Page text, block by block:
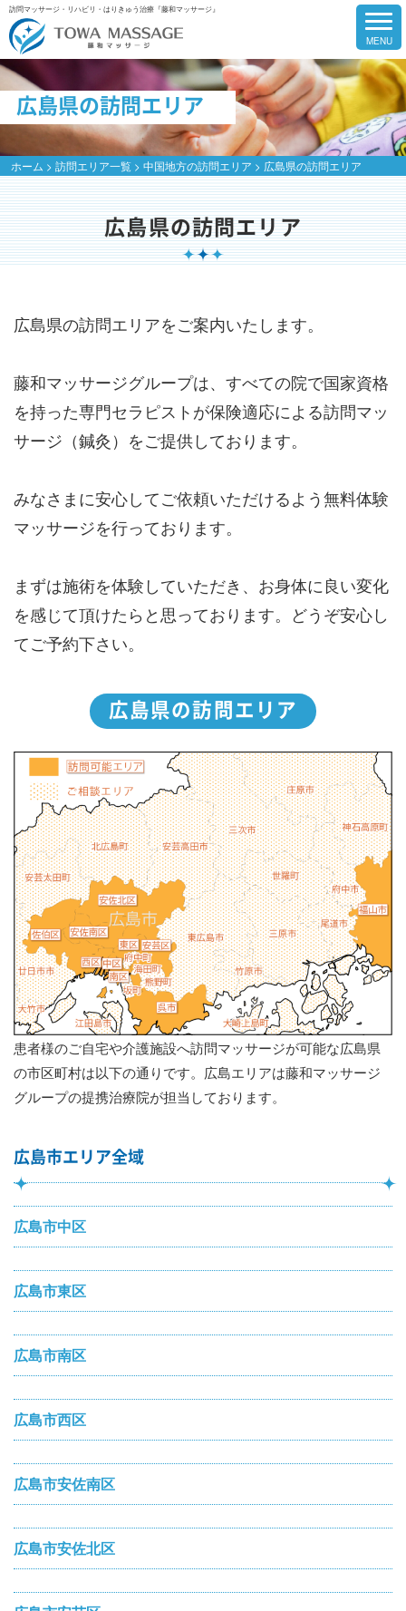
訪問マッサージ・リハビリ・はりきゅう治療『藤和マッサージ』
広島県の訪問エリア
ホーム > 訪問エリア一覧> 中国地方の訪問エリア > 広島県の訪問エリア
広島県の訪問エリア
広島県の訪問エリアをご案内いたします。
藤和マッサージグループは、すべての院で国家資格
を持った専門セラピストが保険適応による訪問マッ
サージ（鍼灸）をご提供しております。
みなさまに安心してご依頼いただけるよう無料体験
マッサージを行っております。
まずは施術を体験していただき、お身体に良い変化
を感じて頂けたらと思っております。どうぞ安心し
てご予約下さい。
広島県の訪問エリア
患者様のご自宅や介護施設へ訪問マッサージが可能な広島県
の市区町村は以下の通りです。広島エリアは藤和マッサージ
グループの提携治療院が担当しております。
広島市エリア全域
広島市中区
広島市東区
広島市南区
広島市西区
広島市安佐南区
広島市安佐北区